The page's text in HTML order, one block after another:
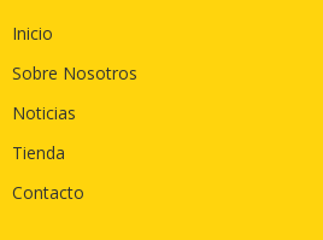
Inicio
Sobre Nosotros
Noticias
Tienda
Contacto